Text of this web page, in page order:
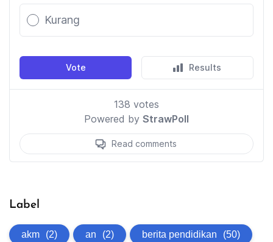
Label
akm (2) an (2) berita pendidikan (50)